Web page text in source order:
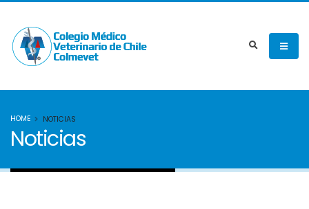
HOME NOTICIAS
Noticias